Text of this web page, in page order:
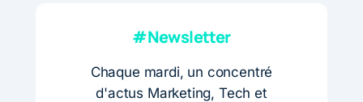
#Newsletter
Chaque mardi, un concentré
d'actus Marketing, Tech et